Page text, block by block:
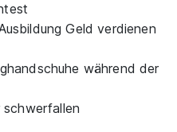
Geld verdienen
während der
schwerfallen